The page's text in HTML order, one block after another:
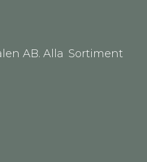
AB. Alla Sortiment